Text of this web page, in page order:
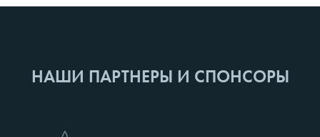
НАШИ ПАРТНЕРЫ И СПОНСОРЫ